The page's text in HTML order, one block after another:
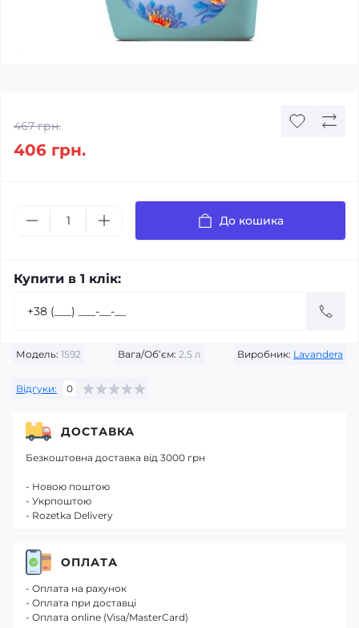
Модель: 1592 Вага/Об’єм: 2,5 л Виробник: Lavandera
Відгуки: 0
467 грн.
406 грн.
До кошика
Купити в 1 клік:
ДОСТАВКА
Безкоштовна доставка від 3000 грн
- Новою поштою
- Укрпоштою
- Rozetka Delivery
ОПЛАТА
- Оплата на рахунок
- Оплата при доставці
- Оплата online (Visa/MasterCard)